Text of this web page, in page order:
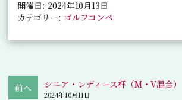
開催日: 2024年10月13日
カテゴリー: ゴルフコンペ
シニア・レディース杯（M・V混合）
2024年10月11日